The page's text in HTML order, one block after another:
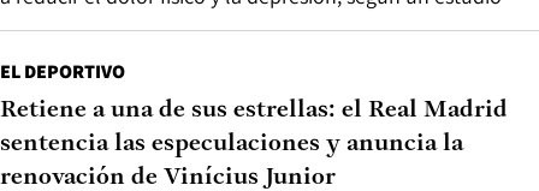
EL DEPORTIVO
Retiene a una de sus estrellas: el Real Madrid
sentencia las especulaciones y anuncia la
renovación de Vinícius Junior